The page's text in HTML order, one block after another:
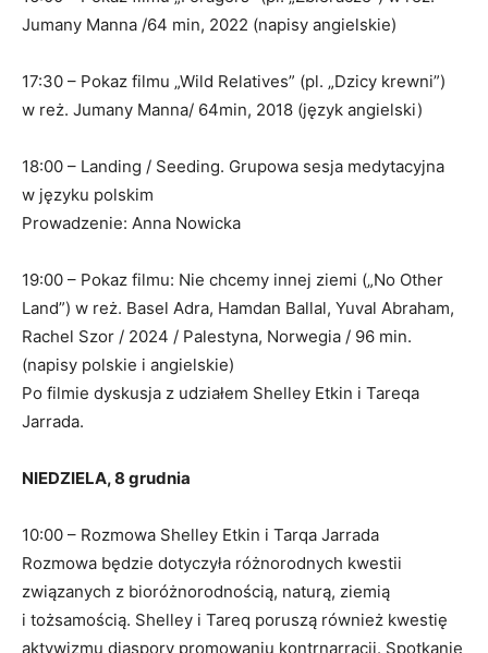
Jumany Manna /64 min, 2022 (napisy angielskie)
17:30 – Pokaz filmu „Wild Relatives” (pl. „Dzicy krewni”)
w reż. Jumany Manna/ 64min, 2018 (język angielski)
18:00 – Landing / Seeding. Grupowa sesja medytacyjna
w języku polskim
Prowadzenie: Anna Nowicka
19:00 – Pokaz filmu: Nie chcemy innej ziemi („No Other
Land”) w reż. Basel Adra, Hamdan Ballal, Yuval Abraham,
Rachel Szor / 2024 / Palestyna, Norwegia / 96 min.
(napisy polskie i angielskie)
Po filmie dyskusja z udziałem Shelley Etkin i Tareqa
Jarrada.
NIEDZIELA, 8 grudnia
10:00 – Rozmowa Shelley Etkin i Tarqa Jarrada
Rozmowa będzie dotyczyła różnorodnych kwestii
związanych z bioróżnorodnością, naturą, ziemią
i tożsamością. Shelley i Tareq poruszą również kwestię
aktywizmu diaspory promowaniu kontrnarracji. Spotkanie